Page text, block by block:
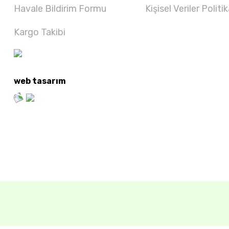
Havale Bildirim Formu
Kargo Takibi
Kişisel Veriler
web tasarım